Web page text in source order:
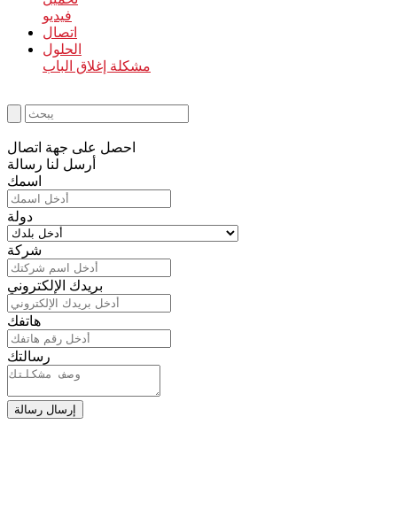
فيديو
اتصال
الحلول
مشكلة إغلاق الباب
احصل على جهة اتصال
أرسل لنا رسالة
اسمك
دولة
شركة
بريدك الإلكتروني
هاتفك
رسالتك
إرسال رسالة